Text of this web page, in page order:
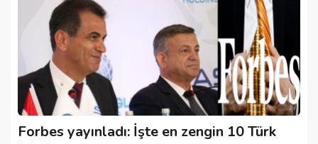
Forbes yayınladı: İşte en zengin 10 Türk